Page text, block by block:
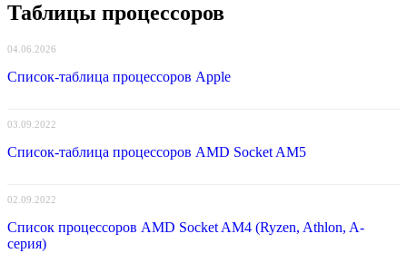
Таблицы процессоров
04.06.2026
Список-таблица процессоров Apple
03.09.2022
Список-таблица процессоров AMD Socket AM5
02.09.2022
Список процессоров AMD Socket AM4 (Ryzen, Athlon, A-
серия)